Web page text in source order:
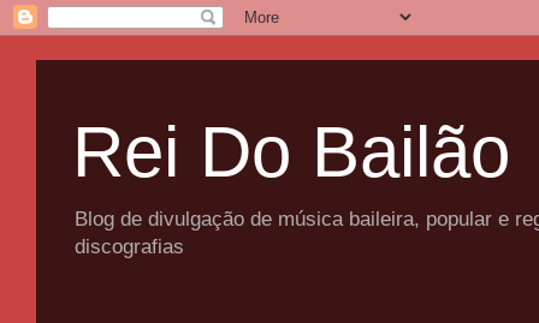
Rei Do Bailão
Blog de divulgação de música baileira, popular e
discografias